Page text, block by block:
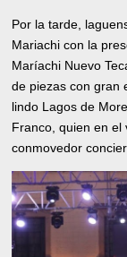
Por la tarde,
Mariachi con la
Maríachi Nuevo
de piezas con gran
lindo Lagos de
Franco, quien en el
conmovedor